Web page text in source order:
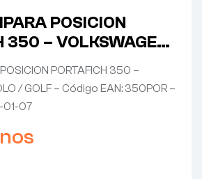
POSICION
350 – VOLKSWAGEN
PORTAFICH 350 –
/ GOLF – Código EAN: 350POR –
01-07